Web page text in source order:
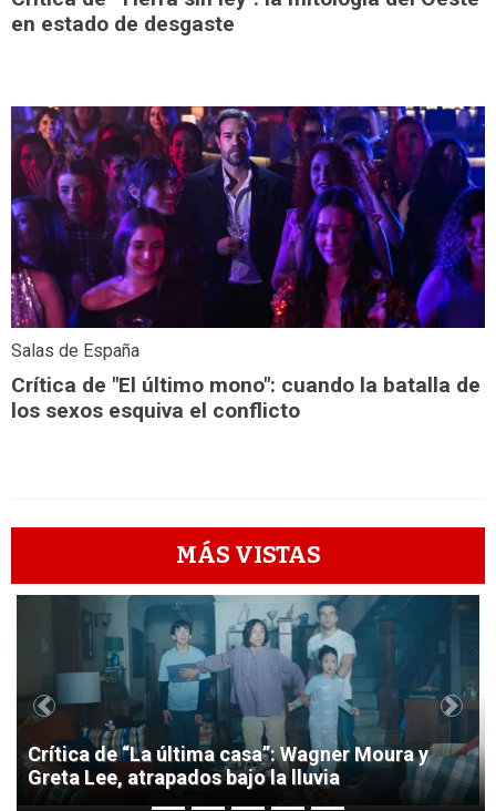
en estado de desgaste
Salas de España
Crítica de "El último mono": cuando la batalla de
los sexos esquiva el conflicto
MÁS VISTAS
1
Crítica de “La última casa”: Wagner Moura y
Greta Lee, atrapados bajo la lluvia
Previous Next